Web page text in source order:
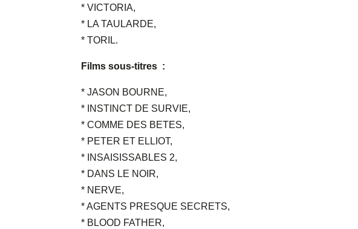
* VICTORIA,
* LA TAULARDE,
* TORIL.
Films sous-titres :
* JASON BOURNE,
* INSTINCT DE SURVIE,
* COMME DES BETES,
* PETER ET ELLIOT,
* INSAISISSABLES 2,
* DANS LE NOIR,
* NERVE,
* AGENTS PRESQUE SECRETS,
* BLOOD FATHER,